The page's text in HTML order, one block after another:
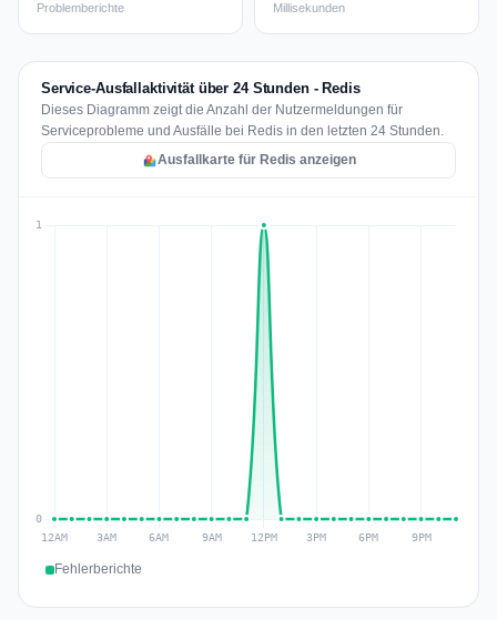
Problemberichte Millisekunden
Service-Ausfallaktivität über 24 Stunden - Redis
Dieses Diagramm zeigt die Anzahl der Nutzermeldungen für
Serviceprobleme und Ausfälle bei Redis in den letzten 24 Stunden.
Ausfallkarte für Redis anzeigen
Fehlerberichte